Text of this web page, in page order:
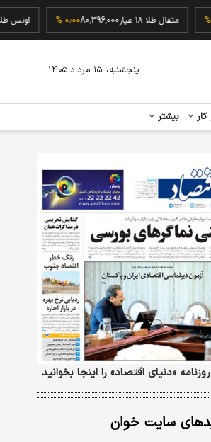
۰٫۰۰ % مثقال طلا ۱۸ عیار 80,396,000۰٫۰۰ %
بیشتر
پنجشنبه، ۱۵ مرداد ۱۴۰۵
«دنیای‌ اقتصاد» را اینجا بخوانید
سایت خوان